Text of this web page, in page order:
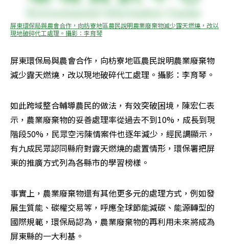
屏東環保局與農會合作，向枋寮地區農民說明農業廢棄物減少露天燃燒，改以
現地破碎代工處理。攝影：李育琴
屏東環保局與農會合作，向枋寮地區農民說明農業廢棄物
減少露天燃燒，改以現地破碎代工處理。攝影：李育琴。
如此跨域整合輔導農民的做法，有效突破困境，陳宏仁表
示，農業廢棄物的妥善處理率從過去不到10%，成長到現
階段50%，民眾空污陳情案件也逐年減少，經民調顯示，
有九成民眾認同縣府對露天燃燒的處置情形，環保署把屏
東的推廣方式列為各縣市的學習榜樣。
事實上，農業廢棄物還有其他更多元的處理方式，例如發
展生質能、碳權交易等，呼應全球節能減碳、能源轉型的
國際規範，環保局認為，農業廢棄物的再利用未來將成為
屏東縣的一大利基。